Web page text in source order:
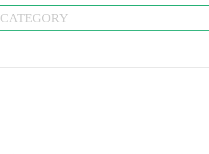
CATEGORY